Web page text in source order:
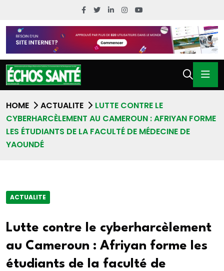
HOME ACTUALITE
LUTTE CONTRE LE
CYBERHARCÈLEMENT AU CAMEROUN : AFRIYAN FORME
LES ÉTUDIANTS DE LA FACULTÉ DE MÉDECINE DE
YAOUNDÉ
ACTUALITE
Lutte contre le cyberharcèlement
au Cameroun : Afriyan forme les
étudiants de la faculté de